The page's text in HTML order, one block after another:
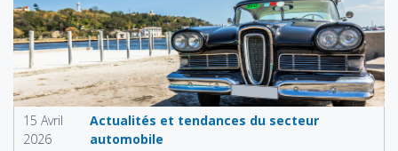
15 Avril
2026
Actualités et tendances du secteur
automobile